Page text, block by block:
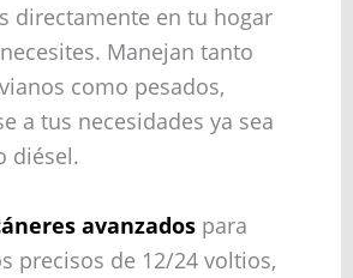
directamente en tu hogar
Manejan tanto
como pesados,
a tus necesidades ya sea
diésel.
avanzadospara
precisos de 12/24 voltios,